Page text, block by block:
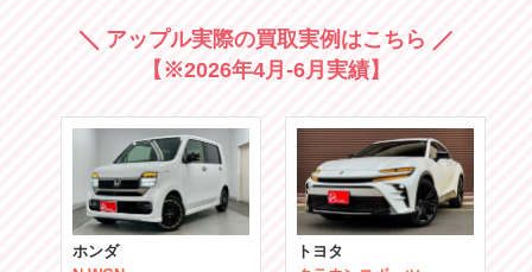
アップル実際の買取実例はこちら
【※2026年4月-6月実績】
ホンダ
トヨタ